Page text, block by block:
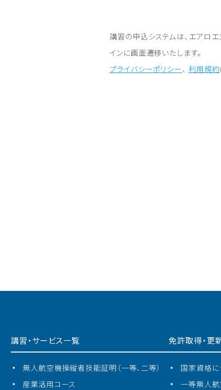
講習の申込システムは、エアロエ
インに画⾯遷移いたします。
プライバシーポリシー、 利⽤規約
講習・サービス一覧
無⼈航空機操縦者技能証明（一等、二等）
産業活⽤コース
免許取得・更
国家資格に
一等無人